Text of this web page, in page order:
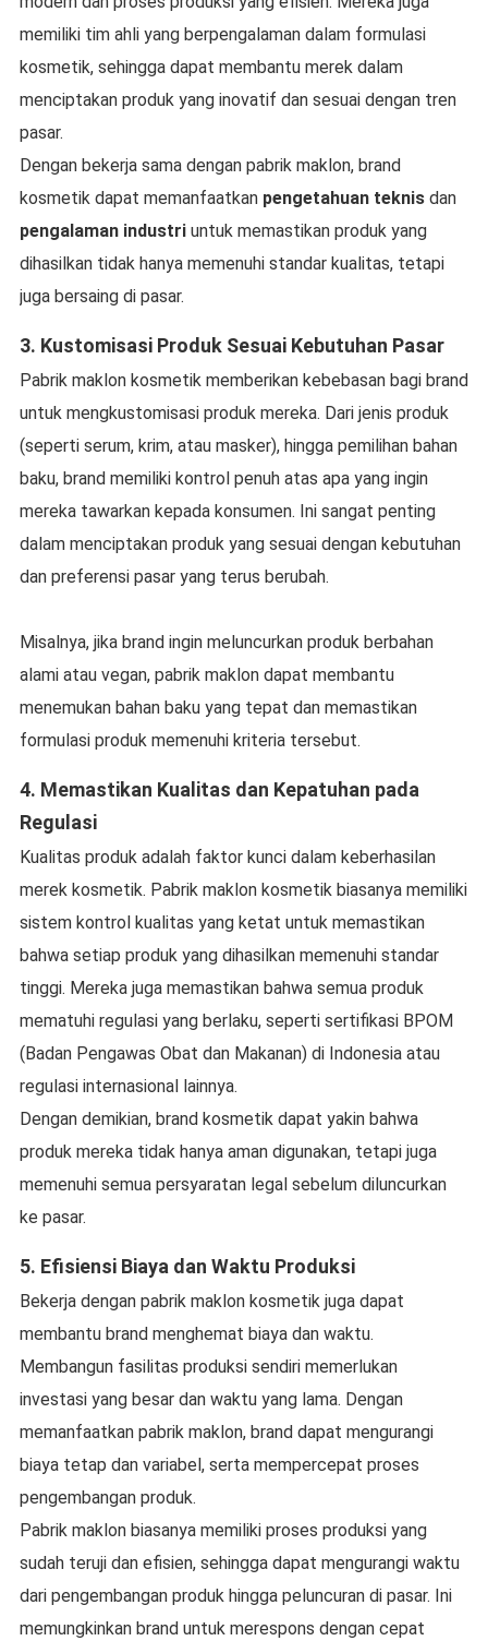
memiliki tim ahli yang berpengalaman dalam formulasi
kosmetik, sehingga dapat membantu merek dalam
menciptakan produk yang inovatif dan sesuai dengan tren
pasar.
Dengan bekerja sama dengan pabrik maklon, brand
kosmetik dapat memanfaatkan pengetahuan teknisdan
pengalaman industriuntuk memastikan produk yang
dihasilkan tidak hanya memenuhi standar kualitas, tetapi
juga bersaing di pasar.
3. Kustomisasi Produk Sesuai Kebutuhan Pasar
Pabrik maklon kosmetik memberikan kebebasan bagi brand
untuk mengkustomisasi produk mereka. Dari jenis produk
(seperti serum, krim, atau masker), hingga pemilihan bahan
baku, brand memiliki kontrol penuh atas apa yang ingin
mereka tawarkan kepada konsumen. Ini sangat penting
dalam menciptakan produk yang sesuai dengan kebutuhan
dan preferensi pasar yang terus berubah.
Misalnya, jika brand ingin meluncurkan produk berbahan
alami atau vegan, pabrik maklon dapat membantu
menemukan bahan baku yang tepat dan memastikan
formulasi produk memenuhi kriteria tersebut.
4. Memastikan Kualitas dan Kepatuhan pada
Regulasi
Kualitas produk adalah faktor kunci dalam keberhasilan
merek kosmetik. Pabrik maklon kosmetik biasanya memiliki
sistem kontrol kualitas yang ketat untuk memastikan
bahwa setiap produk yang dihasilkan memenuhi standar
tinggi. Mereka juga memastikan bahwa semua produk
mematuhi regulasi yang berlaku, seperti sertifikasi BPOM
(Badan Pengawas Obat dan Makanan) di Indonesia atau
regulasi internasional lainnya.
Dengan demikian, brand kosmetik dapat yakin bahwa
produk mereka tidak hanya aman digunakan, tetapi juga
memenuhi semua persyaratan legal sebelum diluncurkan
ke pasar.
5. Efisiensi Biaya dan Waktu Produksi
Bekerja dengan pabrik maklon kosmetik juga dapat
membantu brand menghemat biaya dan waktu.
Membangun fasilitas produksi sendiri memerlukan
investasi yang besar dan waktu yang lama. Dengan
memanfaatkan pabrik maklon, brand dapat mengurangi
biaya tetap dan variabel, serta mempercepat proses
pengembangan produk.
Pabrik maklon biasanya memiliki proses produksi yang
sudah teruji dan efisien, sehingga dapat mengurangi waktu
dari pengembangan produk hingga peluncuran di pasar. Ini
memungkinkan brand untuk merespons dengan cepat